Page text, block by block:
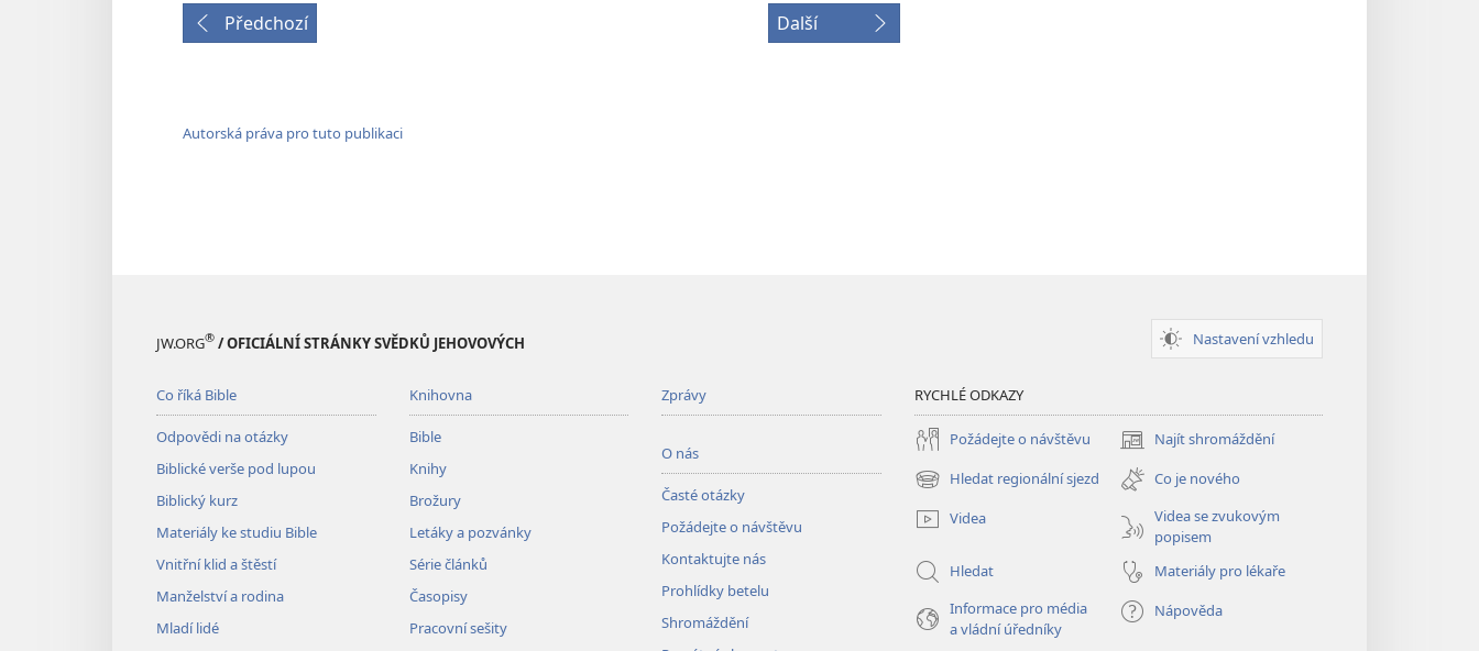
Předchozí Další
Autorská práva pro tuto publikaci
JW.ORG® / OFICIÁLNÍ STRÁNKY SVĚDKŮ JEHOVOVÝCH Nastavení vzhledu
Co říká Bible
Odpovědi na otázky
Biblické verše pod lupou
Biblický kurz
Materiály ke studiu Bible
Vnitřní klid a štěstí
Manželství a rodina
Mladí lidé
Knihovna
Bible
Knihy
Brožury
Letáky a pozvánky
Série článků
Časopisy
Pracovní sešity
Zprávy
O nás
Časté otázky
Požádejte o návštěvu
Kontaktujte nás
Prohlídky betelu
Shromáždění
RYCHLÉ ODKAZY
Požádejte o návštěvu Najít shromáždění
(otevřeno
nové
okno)
Hledat regionální sjezd
(otevřeno
nové
okno)
Co je nového
Videa
Videa se zvukovým
popisem
Hledat
Materiály pro lékaře
Informace pro média
a vládní úředníky
Nápověda